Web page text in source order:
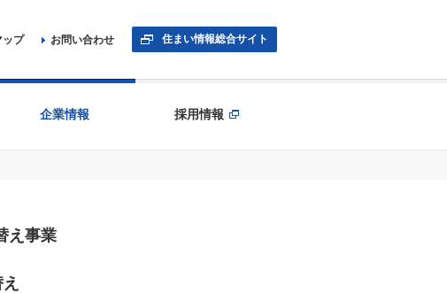
企業情報 採用情報
住まい情報総合サイト
お問い合わせ
ップ
え事業